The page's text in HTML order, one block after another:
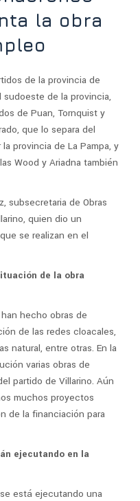
la obra
de la provincia de
sudoeste de la provincia,
de Puan, Tornquist y
que lo separa del
provincia de La Pampa, y
Wood y Ariadna también
subsecretaria de Obras
quien dio un
se realizan en el
de la obra
hecho obras de
de las redes cloacales,
natural, entre otras. En la
varias obras de
partido de Villarino. Aún
muchos proyectos
de la financiación para
ejecutando en la
está ejecutando una